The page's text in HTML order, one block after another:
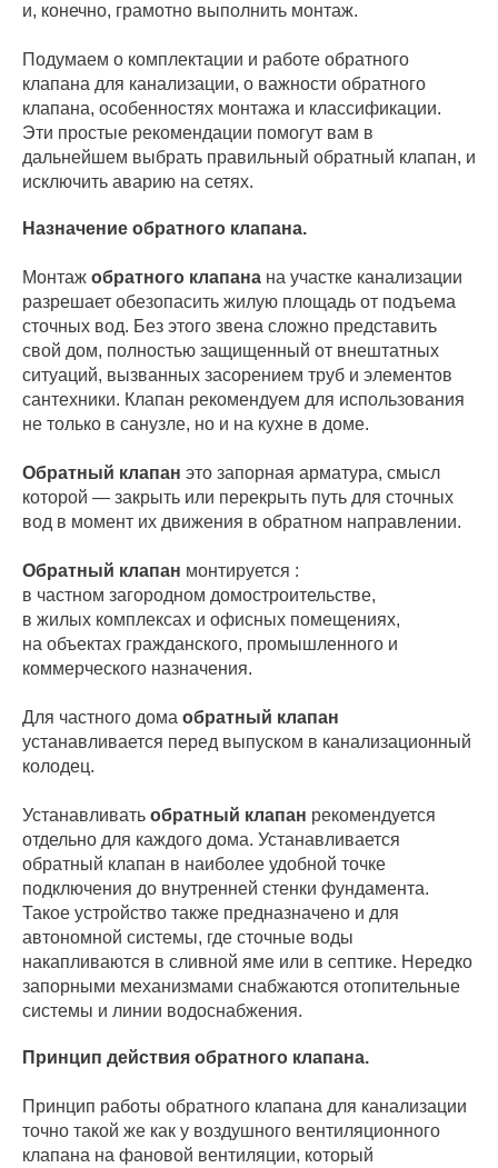
и, конечно, грамотно выполнить монтаж.
Подумаем о комплектации и работе обратного
клапана для канализации, о важности обратного
клапана, особенностях монтажа и классификации.
Эти простые рекомендации помогут вам в
дальнейшем выбрать правильный обратный клапан, и
исключить аварию на сетях.
Назначение обратного клапана.
Монтаж обратного клапана на участке канализации
разрешает обезопасить жилую площадь от подъема
сточных вод. Без этого звена сложно представить
свой дом, полностью защищенный от внештатных
ситуаций, вызванных засорением труб и элементов
сантехники. Клапан рекомендуем для использования
не только в санузле, но и на кухне в доме.
Обратный клапан это запорная арматура, смысл
которой — закрыть или перекрыть путь для сточных
вод в момент их движения в обратном направлении.
Обратный клапан монтируется :
в частном загородном домостроительстве,
в жилых комплексах и офисных помещениях,
на объектах гражданского, промышленного и
коммерческого назначения.
Для частного дома обратный клапан
устанавливается перед выпуском в канализационный
колодец.
Устанавливать обратный клапан рекомендуется
отдельно для каждого дома. Устанавливается
обратный клапан в наиболее удобной точке
подключения до внутренней стенки фундамента.
Такое устройство также предназначено и для
автономной системы, где сточные воды
накапливаются в сливной яме или в септике. Нередко
запорными механизмами снабжаются отопительные
системы и линии водоснабжения.
Принцип действия обратного клапана.
Принцип работы обратного клапана для канализации
точно такой же как у воздушного вентиляционного
клапана на фановой вентиляции, который